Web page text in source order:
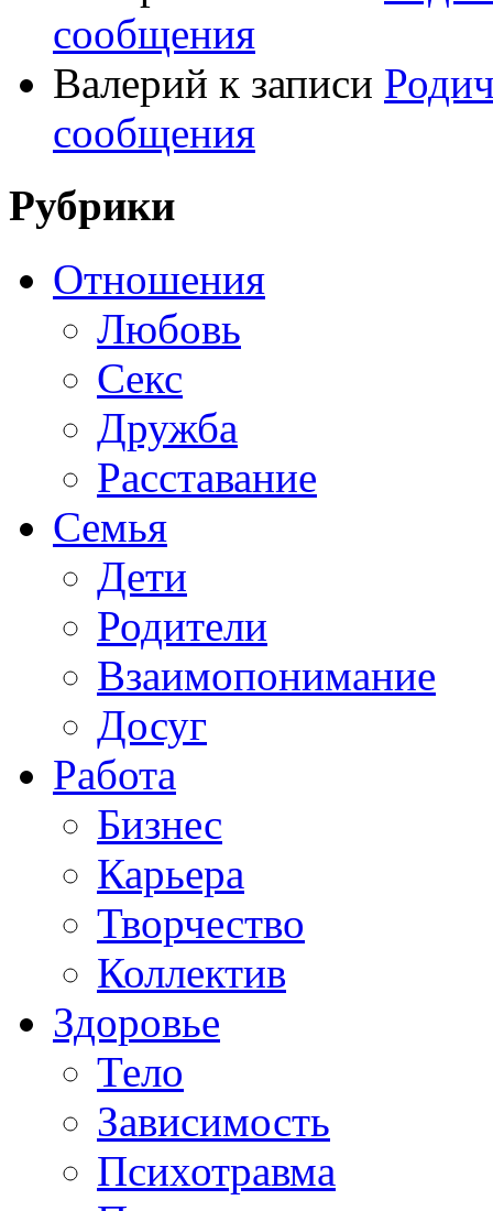
сообщения
Валерий к записи
сообщения
Рубрики
Отношения
Любовь
Секс
Дружба
Расставание
Семья
Дети
Родители
Взаимопонимание
Досуг
Работа
Бизнес
Карьера
Творчество
Коллектив
Здоровье
Тело
Зависимость
Психотравма